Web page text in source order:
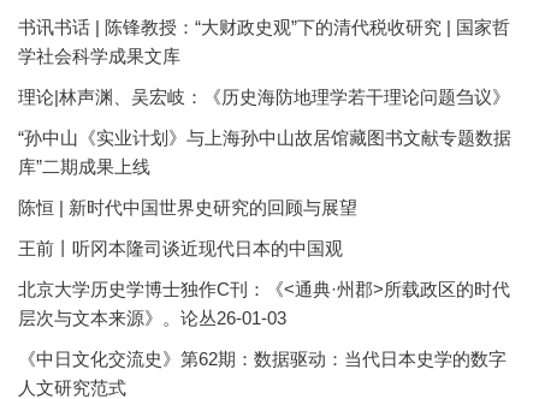
书讯书话 | 陈锋教授：“大财政史观”下的清代税收研究 | 国家哲
学社会科学成果文库
理论|林声渊、吴宏岐：《历史海防地理学若干理论问题刍议》
“孙中山《实业计划》与上海孙中山故居馆藏图书文献专题数据
库”二期成果上线
陈恒 | 新时代中国世界史研究的回顾与展望
王前丨听冈本隆司谈近现代日本的中国观
北京大学历史学博士独作C刊：《<通典·州郡>所载政区的时代
层次与文本来源》。论丛26-01-03
《中日文化交流史》第62期：数据驱动：当代日本史学的数字
人文研究范式